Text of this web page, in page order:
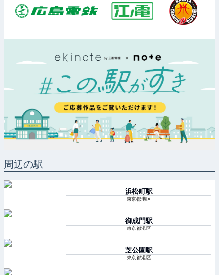
周辺の駅
浜松町駅
東京都港区
御成門駅
東京都港区
芝公園駅
東京都港区